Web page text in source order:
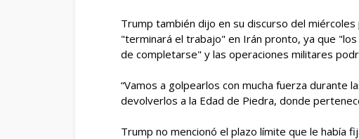
Trump también dijo en su discurso del
"terminará el trabajo" en Irán pronto, ya que
de completarse" y las operaciones militares
“Vamos a golpearlos con mucha fuerza durante
devolverlos a la Edad de Piedra, donde
Trump no mencionó el plazo límite que le había